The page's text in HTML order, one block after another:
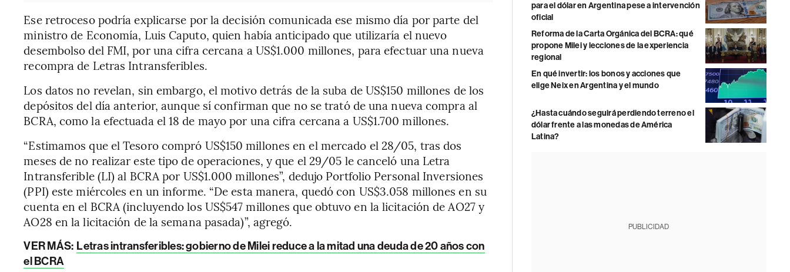
Ese retroceso podría explicarse por la decisión comunicada ese mismo día por parte del
ministro de Economía, Luis Caputo, quien había anticipado que utilizaría el nuevo
desembolso del FMI, por una cifra cercana a US$1.000 millones, para efectuar una nueva
recompra de Letras Intransferibles.
Los datos no revelan, sin embargo, el motivo detrás de la suba de US$150 millones de los
depósitos del día anterior, aunque sí confirman que no se trató de una nueva compra al
BCRA, como la efectuada el 18 de mayo por una cifra cercana a US$1.700 millones.
“Estimamos que el Tesoro compró US$150 millones en el mercado el 28/05, tras dos
meses de no realizar este tipo de operaciones, y que el 29/05 le canceló una Letra
Intransferible (LI) al BCRA por US$1.000 millones”, dedujo Portfolio Personal Inversiones
(PPI) este miércoles en un informe. “De esta manera, quedó con US$3.058 millones en su
cuenta en el BCRA (incluyendo los US$547 millones que obtuvo en la licitación de AO27 y
AO28 en la licitación de la semana pasada)”, agregó.
VER MÁS: Letras intransferibles: gobierno de Milei reduce a la mitad una deuda de 20 años con
el BCRA
para el dólar en Argentina pese a intervención
oficial
Reforma de la Carta Orgánica del BCRA: qué
propone Milei y lecciones de la experiencia
regional
En qué invertir: los bonos y acciones que
elige Neix en Argentina y el mundo
¿Hasta cuándo seguirá perdiendo terreno el
dólar frente a las monedas de América
Latina?
PUBLICIDAD